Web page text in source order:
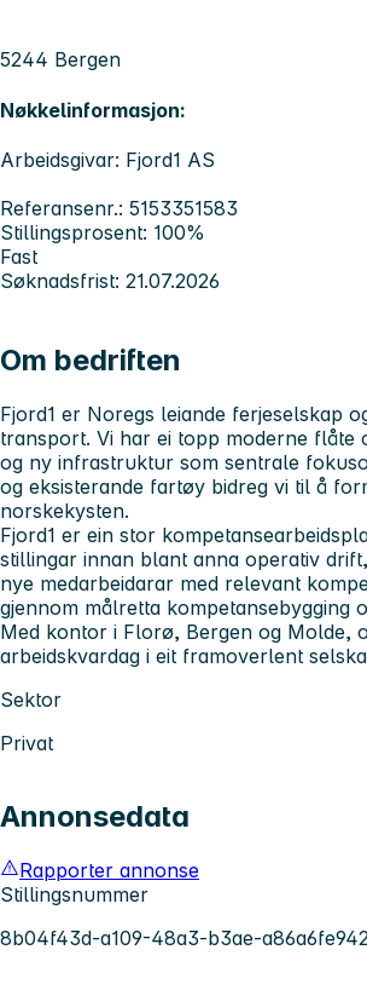
5244 Bergen
Nøkkelinformasjon:
Arbeidsgivar: Fjord1 AS
Referansenr.: 5153351583
Stillingsprosent: 100%
Fast
Søknadsfrist: 21.07.2026
Om bedriften
Fjord1 er Noregs leiande ferjeselskap
transport. Vi har ei topp moderne flåte
og ny infrastruktur som sentrale
og eksisterande fartøy bidreg vi til å
norskekysten.
Fjord1 er ein stor
stillingar innan blant anna operativ
nye medarbeidarar med relevant
gjennom målretta kompetansebygging
Med kontor i Florø, Bergen og Molde,
arbeidskvardag i eit framoverlent
Sektor
Privat
Annonsedata
Rapporter annonse
Stillingsnummer
8b04f43d-a109-48a3-b3ae-